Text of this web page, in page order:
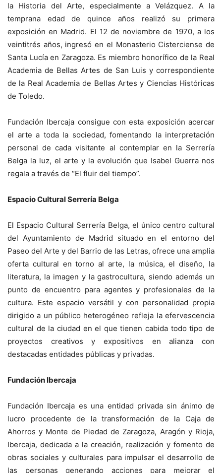
la Historia del Arte, especialmente a Velázquez. A la
temprana edad de quince años realizó su primera
exposición en Madrid. El 12 de noviembre de 1970, a los
veintitrés años, ingresó en el Monasterio Cisterciense de
Santa Lucía en Zaragoza. Es miembro honorífico de la Real
Academia de Bellas Artes de San Luis y correspondiente
de la Real Academia de Bellas Artes y Ciencias Históricas
de Toledo.
Fundación Ibercaja consigue con esta exposición acercar
el arte a toda la sociedad, fomentando la interpretación
personal de cada visitante al contemplar en la Serrería
Belga la luz, el arte y la evolución que Isabel Guerra nos
regala a través de “El fluir del tiempo”.
Espacio Cultural Serrería Belga
El Espacio Cultural Serrería Belga, el único centro cultural
del Ayuntamiento de Madrid situado en el entorno del
Paseo del Arte y del Barrio de las Letras, ofrece una amplia
oferta cultural en torno al arte, la música, el diseño, la
literatura, la imagen y la gastrocultura, siendo además un
punto de encuentro para agentes y profesionales de la
cultura. Este espacio versátil y con personalidad propia
dirigido a un público heterogéneo refleja la efervescencia
cultural de la ciudad en el que tienen cabida todo tipo de
proyectos creativos y expositivos en alianza con
destacadas entidades públicas y privadas.
Fundación Ibercaja
Fundación Ibercaja es una entidad privada sin ánimo de
lucro procedente de la transformación de la Caja de
Ahorros y Monte de Piedad de Zaragoza, Aragón y Rioja,
Ibercaja, dedicada a la creación, realización y fomento de
obras sociales y culturales para impulsar el desarrollo de
las personas generando acciones para mejorar el